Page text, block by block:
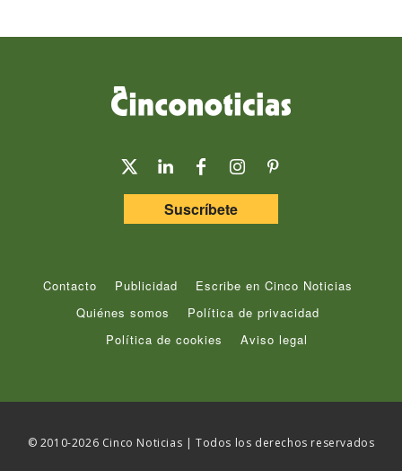
Suscríbete
Contacto Publicidad
Escribe en Cinco Noticias
Quiénes somos
Política de privacidad
Política de cookies
Aviso legal
© 2010-2026 Cinco Noticias | Todos los derechos reservados